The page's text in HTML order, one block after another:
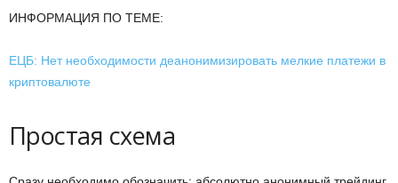
ИНФОРМАЦИЯ ПО ТЕМЕ:
ЕЦБ: Нет необходимости деанонимизировать мелкие платежи в
криптовалюте
Простая схема